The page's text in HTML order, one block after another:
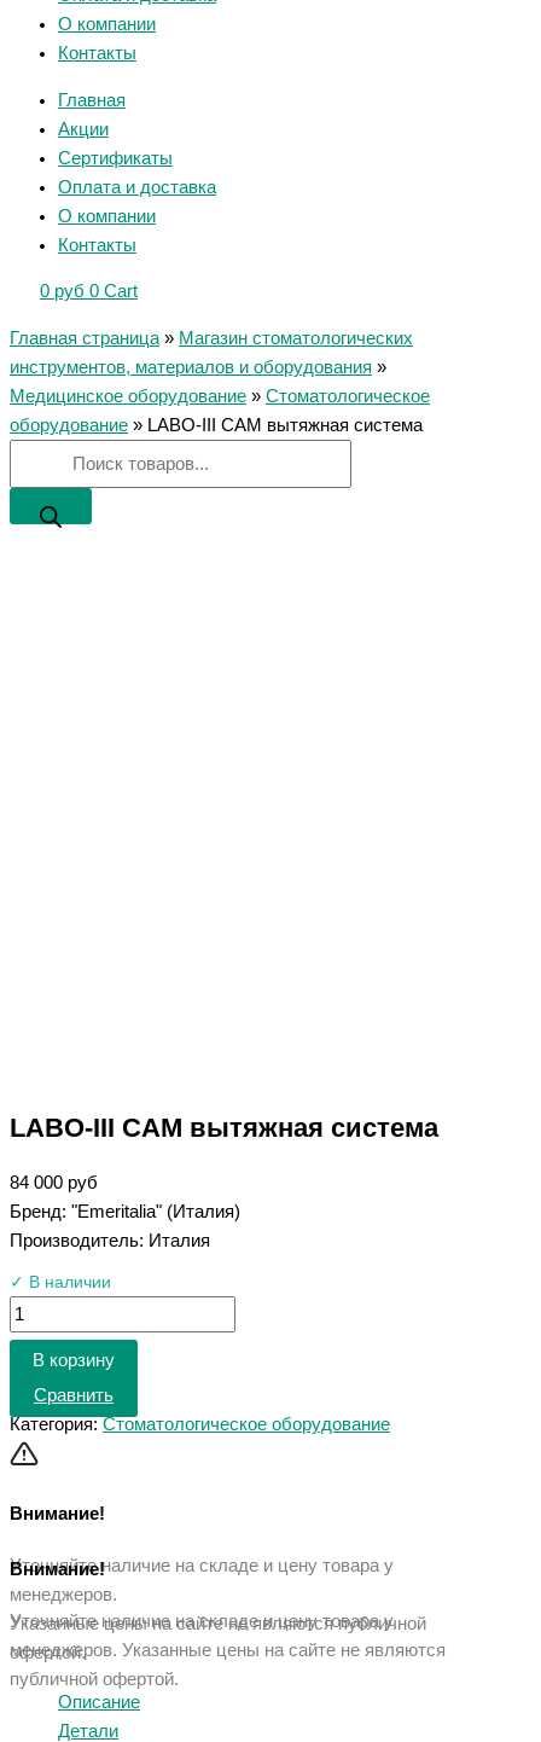
О компании
Контакты
Главная
Акции
Сертификаты
Оплата и доставка
О компании
Контакты
0 руб 0 Cart
Главная страница » Магазин стоматологических
инструментов, материалов и оборудования »
Медицинское оборудование » Стоматологическое
оборудование » LABO-III CAM вытяжная система
LABO-III CAM вытяжная система
84 000 руб
Бренд: "Emeritalia" (Италия)
Производитель: Италия
✓ В наличии
В корзину
Сравнить
Категория: Стоматологическое оборудование
Внимание!
Уточняйте наличие на складе и цену товара у
менеджеров.
Указанные цены на сайте не являются публичной
офертой.
Внимание!
Уточняйте наличие на складе и цену товара у
менеджеров. Указанные цены на сайте не являются
публичной офертой.
Описание
Детали